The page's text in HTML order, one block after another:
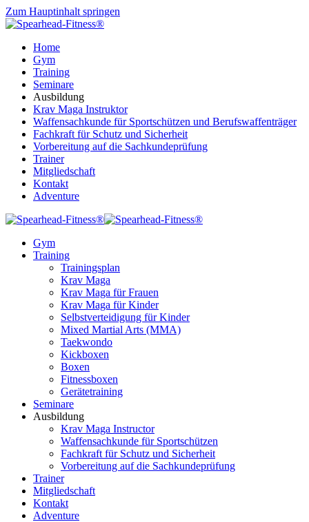
Zum Hauptinhalt springen
Home
Gym
Training
Seminare
Ausbildung
Krav Maga Instruktor
Waffensachkunde für Sportschützen und Berufswaffenträger
Fachkraft für Schutz und Sicherheit
Vorbereitung auf die Sachkundeprüfung
Trainer
Mitgliedschaft
Kontakt
Adventure
Gym
Training
Trainingsplan
Krav Maga
Krav Maga für Frauen
Krav Maga für Kinder
Selbstverteidigung für Kinder
Mixed Martial Arts (MMA)
Taekwondo
Kickboxen
Boxen
Fitnessboxen
Gerätetraining
Seminare
Ausbildung
Krav Maga Instructor
Waffensachkunde für Sportschützen
Fachkraft für Schutz und Sicherheit
Vorbereitung auf die Sachkundeprüfung
Trainer
Mitgliedschaft
Kontakt
Adventure